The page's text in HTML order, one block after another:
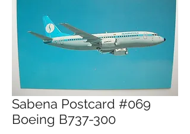
Sabena Postcard #069
Boeing B737-300